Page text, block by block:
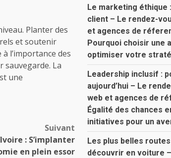
Planter des
et soutenir
l’importance des
La
une
Suivant
: S’implanter
en plein essor
Le marketing éthique
client – Le rendez-
et agences de
Pourquoi choisir une
optimiser votre
Leadership inclusif :
aujourd’hui – Le
web et agences de
Égalité des chances
initiatives pour un
Les plus belles
découvrir en voiture